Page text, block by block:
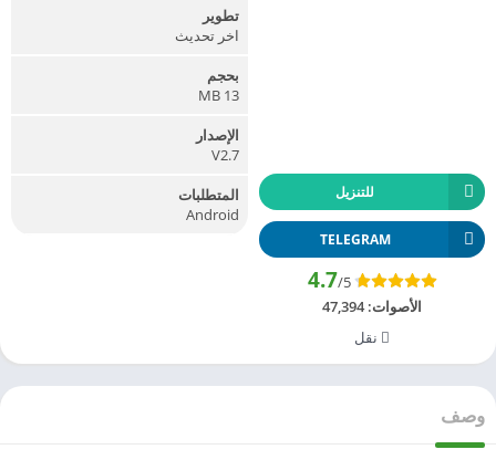
للتنزيل
TELEGRAM
4.7/5
الأصوات:47,394
نقل
تطوير
اخر تحديث
بحجم
13 MB
الإصدار
V2.7
المتطلبات
Android
وصف